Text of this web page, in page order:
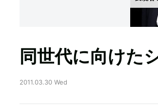
同世代に向けた
2011.03.30 Wed